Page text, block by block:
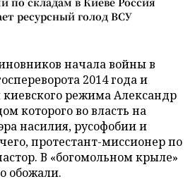
ресурсный голод ВСУ
начала войны в
2014 года и
режима Александр
которого во власть на
насилия, русофобии и
протестант-миссионер по
В «богомольном крыле»
обожали.